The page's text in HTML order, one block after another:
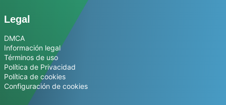
Legal
DMCA
Información legal
Términos de uso
Política de Privacidad
Política de cookies
Configuración de cookies